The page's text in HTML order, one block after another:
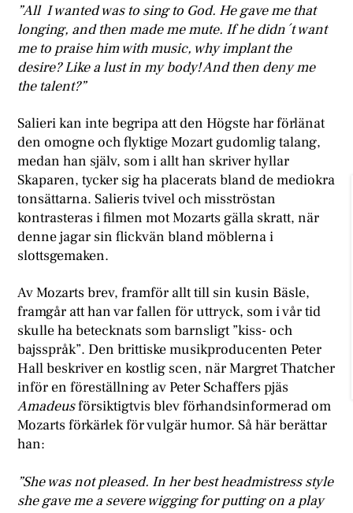
”All I wanted was to sing to God. He gave me that
longing, and then made me mute. If he didn´t want
me to praise him with music, why implant the
desire? Like a lust in my body! And then deny me
the talent?”
Salieri kan inte begripa att den Högste har förlänat
den omogne och flyktige Mozart gudomlig talang,
medan han själv, som i allt han skriver hyllar
Skaparen, tycker sig ha placerats bland de mediokra
tonsättarna. Salieris tvivel och misströstan
kontrasteras i filmen mot Mozarts gälla skratt, när
denne jagar sin flickvän bland möblerna i
slottsgemaken.
Av Mozarts brev, framför allt till sin kusin Bäsle,
framgår att han var fallen för uttryck, som i vår tid
skulle ha betecknats som barnsligt ”kiss- och
bajsspråk”. Den brittiske musikproducenten Peter
Hall beskriver en kostlig scen, när Margret Thatcher
inför en föreställning av Peter Schaffers pjäs
Amadeusförsiktigtvis blev förhandsinformerad om
Mozarts förkärlek för vulgär humor. Så här berättar
han:
”She was not pleased. In her best headmistress style
she gave me a severe wigging for putting on a play